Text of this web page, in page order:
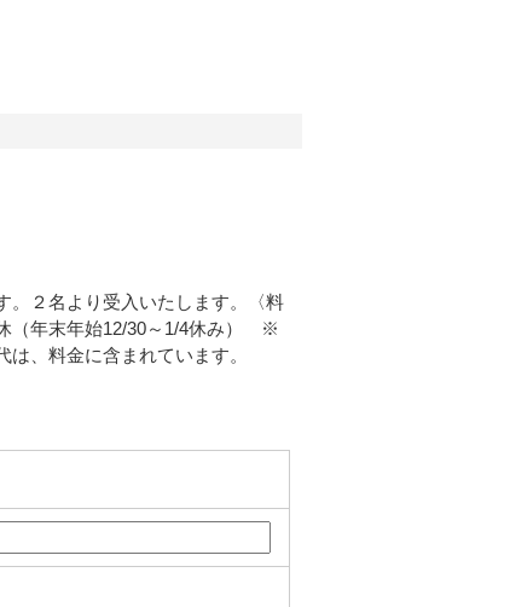
。２名より受入いたします。〈料
（年末年始12/30～1/4休み） ※
、料金に含まれています。